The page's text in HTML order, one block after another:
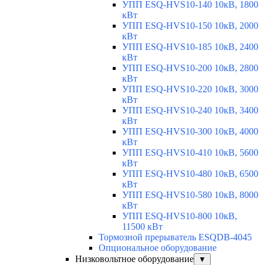
УПП ESQ-HVS10-140 10кВ, 1800
кВт
УПП ESQ-HVS10-150 10кВ, 2000
кВт
УПП ESQ-HVS10-185 10кВ, 2400
кВт
УПП ESQ-HVS10-200 10кВ, 2800
кВт
УПП ESQ-HVS10-220 10кВ, 3000
кВт
УПП ESQ-HVS10-240 10кВ, 3400
кВт
УПП ESQ-HVS10-300 10кВ, 4000
кВт
УПП ESQ-HVS10-410 10кВ, 5600
кВт
УПП ESQ-HVS10-480 10кВ, 6500
кВт
УПП ESQ-HVS10-580 10кВ, 8000
кВт
УПП ESQ-HVS10-800 10кВ,
11500 кВт
Тормозной прерыватель ESQDB-4045
Опциональное оборудование
Низковольтное оборудование
▼